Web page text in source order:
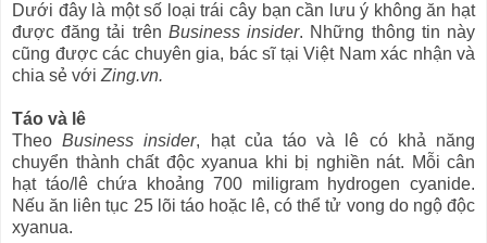
Dưới đây là một số loại trái cây bạn cần lưu ý không ăn hạt
được đăng tải trên Business insider. Những thông tin này
cũng được các chuyên gia, bác sĩ tại Việt Nam xác nhận và
chia sẻ vớiZing.vn.
Táo và lê
TheoBusiness insider, hạt của táo và lê có khả năng
chuyển thành chất độc xyanua khi bị nghiền nát. Mỗi cân
hạt táo/lê chứa khoảng 700 miligram hydrogen cyanide.
Nếu ăn liên tục 25 lõi táo hoặc lê, có thể tử vong do ngộ độc
xyanua.